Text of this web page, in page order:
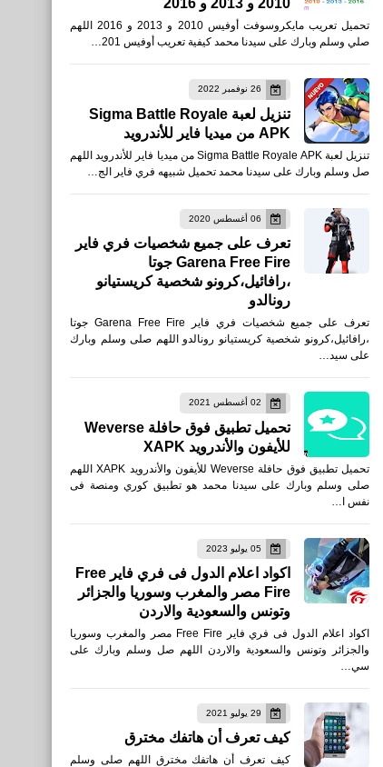
2010 و 2013 و 2016
تحميل تعريب مايكروسوفت أوفيس 2010 و 2013 و 2016 اللهم
صلي وسلم وبارك على سيدنا محمد كيفية تعريب أوفيس 201…
26 نوفمبر 2022
تنزيل لعبة Sigma Battle Royale
APK من ميديا فاير للأندرويد
تنزيل لعبة Sigma Battle Royale APK من ميديا فاير للأندرويد اللهم
صل وسلم وبارك على سيدنا محمد تحميل شبيهه فري فاير الج…
06 أغسطس 2020
تعرف على جميع شخصيات فري فاير
Garena Free Fire جوتا
،رافائيل،كرونو شخصية كريستيانو
رونالدو
تعرف على جميع شخصيات فري فاير Garena Free Fire جوتا
،رافائيل،كرونو شخصية كريستيانو رونالدو اللهم صلى وسلم وبارك
على سيد…
02 أغسطس 2021
تحميل تطبيق فوق حافلة Weverse
للأيفون والأندرويد XAPK
تحميل تطبيق فوق حافلة Weverse للأيفون والأندرويد XAPK اللهم
صلى وسلم وبارك على سيدنا محمد هو تطبيق كوري ومنصة فى
نفس ا…
05 يوليو 2023
اكواد اعلام الدول فى فري فاير Free
Fire مصر والمغرب وسوريا والجزائر
وتونس والسعودية والاردن
اكواد اعلام الدول فى فري فاير Free Fire مصر والمغرب وسوريا
والجزائر وتونس والسعودية والاردن اللهم صل وسلم وبارك على
سي…
29 يوليو 2021
كيف تعرف أن هاتفك مخترق
كيف تعرف أن هاتفك مخترق اللهم صلى وسلم
تعرف على شخصية Tatsuya
تاتسويا الجديدة في تحديث يوم
بوياه Garena Free Fire
بوب للأيفون والأندرويد
العاب
تحميل لعبة CarX Street
للاندرويد APK والأيفون
العاب
Download Project:
BloodStrike APK
العاب